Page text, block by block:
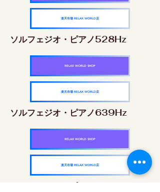
楽天市場 RELAX WORLD店
ソルフェジオ・ピアノ528Hz
RELAX WORLD SHOP
楽天市場 RELAX WORLD店
ソルフェジオ・ピアノ639Hz
RELAX WORLD SHOP
楽天市場 RELAX WORLD店
ソルフェジオ・ピアノ963Hz